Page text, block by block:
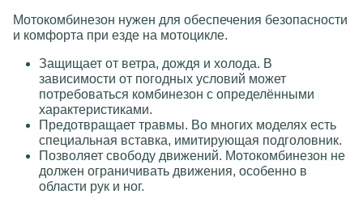
Мотокомбинезон нужен для обеспечения безопасности
и комфорта при езде на мотоцикле.
Защищает от ветра, дождя и холода. В
зависимости от погодных условий может
потребоваться комбинезон с определёнными
характеристиками.
Предотвращает травмы. Во многих моделях есть
специальная вставка, имитирующая подголовник.
Позволяет свободу движений. Мотокомбинезон не
должен ограничивать движения, особенно в
области рук и ног.